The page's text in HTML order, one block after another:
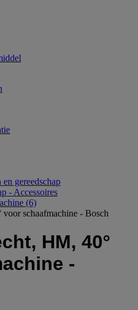
gereedschap
- Accessoires
(6)
schaafmachine - Bosch
HM, 40°
-